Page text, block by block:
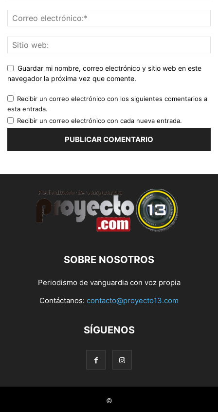
Guardar mi nombre, correo electrónico y sitio web en este
navegador la próxima vez que comente.
Recibir un correo electrónico con los siguientes comentarios a
esta entrada.
Recibir un correo electrónico con cada nueva entrada.
SOBRE NOSOTROS
Periodismo de vanguardia con voz propia
Contáctanos: contacto@proyecto13.com
SÍGUENOS
©